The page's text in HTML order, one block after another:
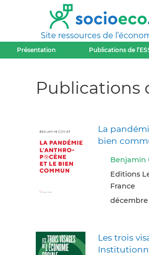
Site ressources de
Présentation Publications de
Publications
La
bien
Benjamin
Editions
France
décembre
Les trois